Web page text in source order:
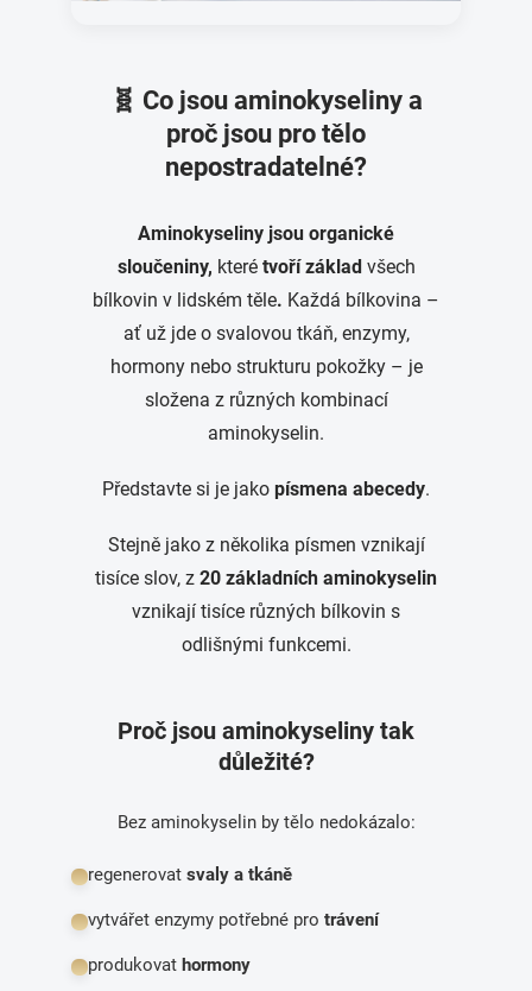
🧬 Co jsou aminokyseliny a
proč jsou pro tělo
nepostradatelné?
Aminokyseliny jsou organické
sloučeniny, které tvoří základvšech
bílkovin v lidském těle. Každá bílkovina –
ať už jde o svalovou tkáň, enzymy,
hormony nebo strukturu pokožky – je
složena z různých kombinací
aminokyselin.
Představte si je jako písmena abecedy.
Stejně jako z několika písmen vznikají
tisíce slov, z 20 základních aminokyselin
vznikají tisíce různých bílkovin s
odlišnými funkcemi.
Proč jsou aminokyseliny tak
důležité?
Bez aminokyselin by tělo nedokázalo:
regenerovat svaly a tkáně
vytvářet enzymy potřebné pro trávení
produkovat hormony